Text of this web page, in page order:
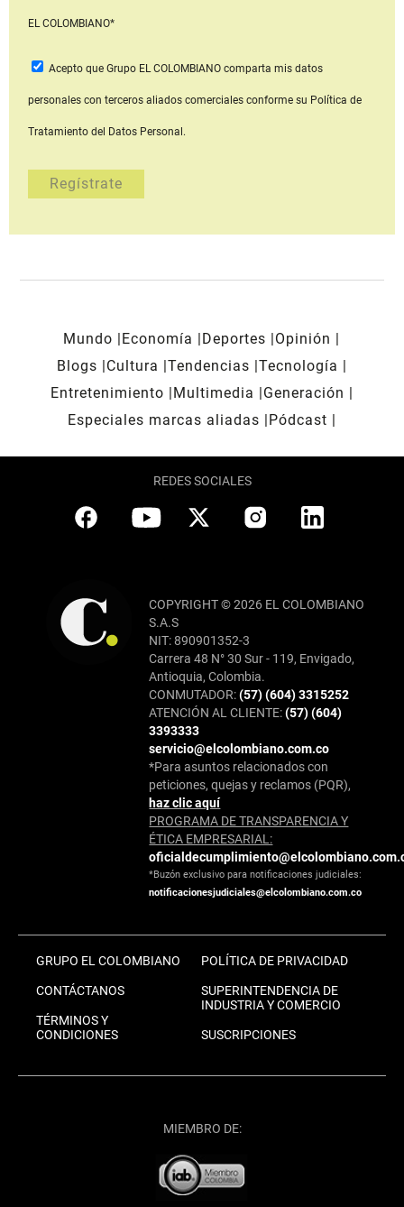
EL COLOMBIANO*
Acepto que Grupo EL COLOMBIANOcomparta mis datos
personales con terceros aliados comerciales conforme su Política de
Tratamiento del Datos Personal.
Mundo Economía Deportes
Opinión
Blogs
Cultura Tendencias Tecnología
Entretenimiento
Multimedia
Generación
Especiales marcas aliadas
Pódcast
REDES SOCIALES
COPYRIGHT © 2026 EL COLOMBIANO
S.A.S
NIT: 890901352-3
Carrera 48 N° 30 Sur - 119, Envigado,
Antioquia, Colombia.
CONMUTADOR:(57) (604) 3315252
ATENCIÓN AL CLIENTE:(57) (604)
3393333
servicio@elcolombiano.com.co
*Para asuntos relacionados con
peticiones, quejas y reclamos (PQR),
haz clic aquí
PROGRAMA DE TRANSPARENCIA Y
ÉTICA EMPRESARIAL:
*Buzón exclusivo para notificaciones judiciales:
notificacionesjudiciales@elcolombiano.com.co
GRUPO EL COLOMBIANO
CONTÁCTANOS
TÉRMINOS Y
CONDICIONES
POLÍTICA DE PRIVACIDAD
SUPERINTENDENCIA DE
INDUSTRIA Y COMERCIO
SUSCRIPCIONES
MIEMBRO DE: